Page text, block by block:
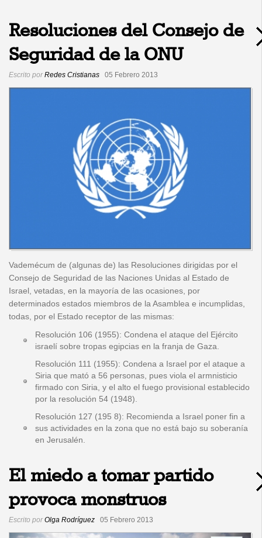
Resoluciones del Consejo de
Seguridad de la ONU
Escrito porRedes Cristianas 05 Febrero 2013
Vademécum de (algunas de) las Resoluciones dirigidas por el
Consejo de Seguridad de las Naciones Unidas al Estado de
Israel, vetadas, en la mayoría de las ocasiones, por
determinados estados miembros de la Asamblea e incumplidas,
todas, por el Estado receptor de las mismas:
Resolución 106 (1955): Condena el ataque del Ejército
israelí sobre tropas egipcias en la franja de Gaza.
Resolución 111 (1955): Condena a Israel por el ataque a
Siria que mató a 56 personas, pues viola el armnisticio
firmado con Siria, y el alto el fuego provisional establecido
por la resolución 54 (1948).
Resolución 127 (195 8): Recomienda a Israel poner fin a
sus actividades en la zona que no está bajo su soberanía
en Jerusalén.
El miedo a tomar partido
provoca monstruos
Escrito porOlga Rodríguez 05 Febrero 2013